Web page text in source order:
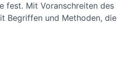
fest. Mit Voranschreiten des
Begriffen und Methoden, die